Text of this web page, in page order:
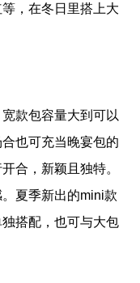
，在冬日里搭上大
款包容量大到可以
也可充当晚宴包的
合，新颖且独特。
夏季新出的mini款
搭配，也可与大包